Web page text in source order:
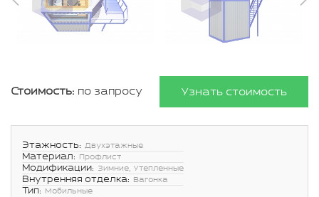
Стоимость: по запросу Узнать стоимость
Этажность: Двухэтажные
Материал: Профлист
Модификации: Зимние, Утепленные
Внутренняя отделка: Вагонка
Тип: Мобильные